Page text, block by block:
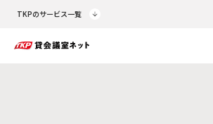
TKPのサービス一覧